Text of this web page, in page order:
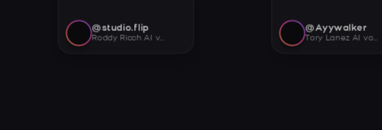
@studio.flip
Roddy Ricch AI voice
@Ayywalker
Tory Lanez AI voice